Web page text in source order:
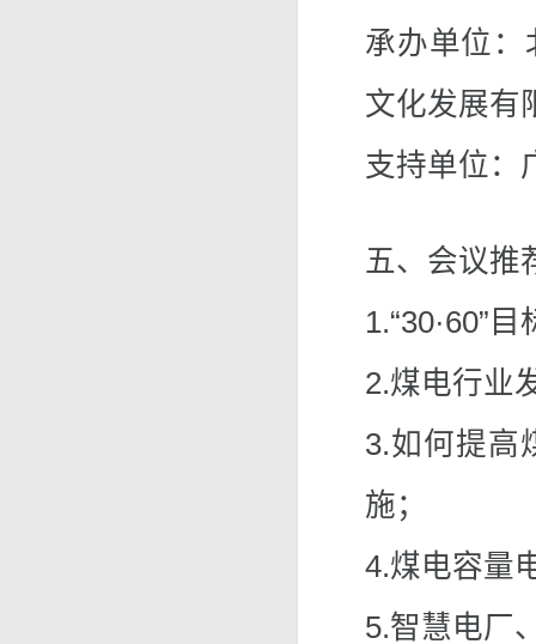
承办单位：
文化发展有
支持单位：
五、会议推
1.“30·60”
2.煤电行业
3.如何提高
施；
4.煤电容量
5.智慧电厂